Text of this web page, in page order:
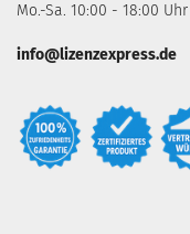
Mo.-Sa. 10:00 - 18:00 Uhr
info@lizenzexpress.de